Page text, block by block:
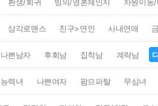
삼각로맨스 친구>연인 사내연애
나쁜남자 후회남 집착남 계략남
능력녀 나쁜여자 팜므파탈 무심녀